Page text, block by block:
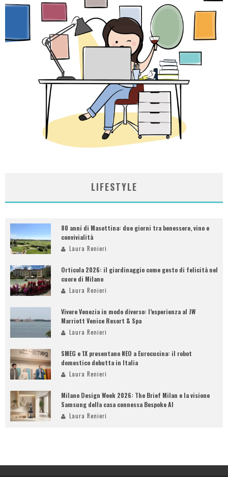
LIFESTYLE
80 anni di Masottina: due giorni tra benessere, vino e
convivialità
Laura Renieri
Orticola 2026: il giardinaggio come gesto di felicità nel
cuore di Milano
Laura Renieri
Vivere Venezia in modo diverso: l’esperienza al JW
Marriott Venice Resort & Spa
Laura Renieri
SMEG e 1X presentano NEO a Eurocucina: il robot
domestico debutta in Italia
Laura Renieri
Milano Design Week 2026: The Brief Milan e la visione
Samsung della casa connessa Bespoke AI
Laura Renieri